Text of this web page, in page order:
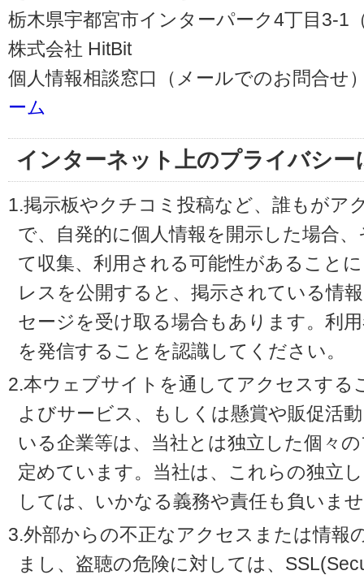
栃木県宇都宮市インターパーク4丁目3-1
株式会社 HitBit
個人情報相談窓口（メールでのお問合せ
ーム
インターネット上のプライバシー
1.掲示板やクチコミ投稿など、誰もがア
で、自発的に個人情報を開示した場合
て収集、利用される可能性があること
レスを公開すると、掲示されている情
セージを受け取る場合もあります。利
を発信することを認識してください。
2.本ウェブサイトを通してアクセスする
よびサービス、もしくは懸賞や販促活
いる企業等は、当社とは独立した個々
定めています。当社は、これらの独立
しては、いかなる義務や責任も負いま
3.外部からの不正なアクセスまたは情報
まし、盗聴の危険に対しては、